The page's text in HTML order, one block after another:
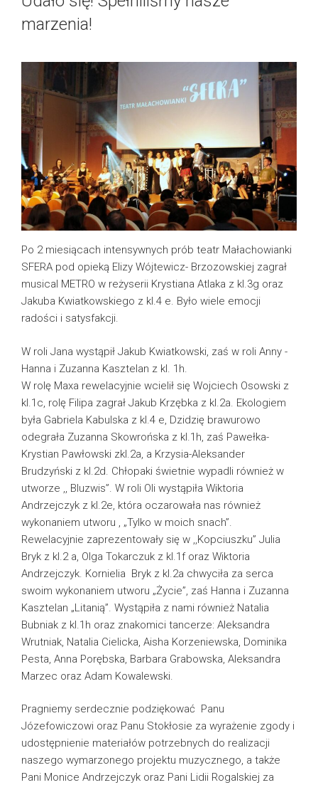
marzenia!
Po 2 miesiącach intensywnych prób teatr Małachowianki
SFERA pod opieką Elizy Wójtewicz- Brzozowskiej zagrał
musical METRO w reżyserii Krystiana Atlaka z kl.3g oraz
Jakuba Kwiatkowskiego z kl.4 e. Było wiele emocji
radości i satysfakcji.
W roli Jana wystąpił Jakub Kwiatkowski, zaś w roli Anny -
Hanna i Zuzanna Kasztelan z kl. 1h.
W rolę Maxa rewelacyjnie wcielił się Wojciech Osowski z
kl.1c, rolę Filipa zagrał Jakub Krzębka z kl.2a. Ekologiem
była Gabriela Kabulska z kl.4 e, Dzidzię brawurowo
odegrała Zuzanna Skowrońska z kl.1h, zaś Pawełka-
Krystian Pawłowski zkl.2a, a Krzysia-Aleksander
Brudzyński z kl.2d. Chłopaki świetnie wypadli również w
utworze ,, Bluzwis”. W roli Oli wystąpiła Wiktoria
Andrzejczyk z kl.2e, która oczarowała nas również
wykonaniem utworu , „Tylko w moich snach”.
Rewelacyjnie zaprezentowały się w ,,Kopciuszku” Julia
Bryk z kl.2 a, Olga Tokarczuk z kl.1f oraz Wiktoria
Andrzejczyk. Kornielia Bryk z kl.2a chwyciła za serca
swoim wykonaniem utworu „Życie”, zaś Hanna i Zuzanna
Kasztelan „Litanią”. Wystąpiła z nami również Natalia
Bubniak z kl.1h oraz znakomici tancerze: Aleksandra
Wrutniak, Natalia Cielicka, Aisha Korzeniewska, Dominika
Pesta, Anna Porębska, Barbara Grabowska, Aleksandra
Marzec oraz Adam Kowalewski.
Pragniemy serdecznie podziękować Panu
Józefowiczowi oraz Panu Stokłosie za wyrażenie zgody i
udostępnienie materiałów potrzebnych do realizacji
naszego wymarzonego projektu muzycznego, a także
Pani Monice Andrzejczyk oraz Pani Lidii Rogalskiej za